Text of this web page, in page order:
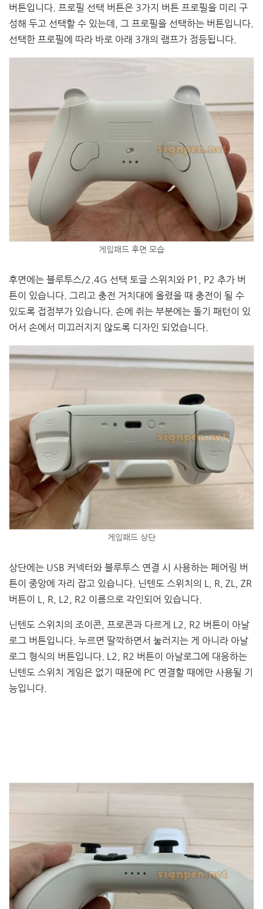
버튼입니다. 프로필 선택 버튼은 3가지 버튼 프로필을 미리 구
성해 두고 선택할 수 있는데, 그 프로필을 선택하는 버튼입니다.
선택한 프로필에 따라 바로 아래 3개의 램프가 점등됩니다.
게임패드 후면 모습
후면에는 블루투스/2.4G 선택 토글 스위치와 P1, P2 추가 버
튼이 있습니다. 그리고 충전 거치대에 올렸을 때 충전이 될 수
있도록 접점부가 있습니다. 손에 쥐는 부분에는 돌기 패턴이 있
어서 손에서 미끄러지지 않도록 디자인 되었습니다.
게임패드 상단
상단에는 USB 커넥터와 블루투스 연결 시 사용하는 페어링 버
튼이 중앙에 자리 잡고 있습니다. 닌텐도 스위치의 L, R, ZL, ZR
버튼이 L, R, L2, R2 이름으로 각인되어 있습니다.
닌텐도 스위치의 조이콘, 프로콘과 다르게 L2, R2 버튼이 아날
로그 버튼입니다. 누르면 딸깍하면서 눌러지는 게 아니라 아날
로그 형식의 버튼입니다. L2, R2 버튼이 아날로그에 대응하는
닌텐도 스위치 게임은 없기 때문에 PC 연결할 때에만 사용될 기
능입니다.